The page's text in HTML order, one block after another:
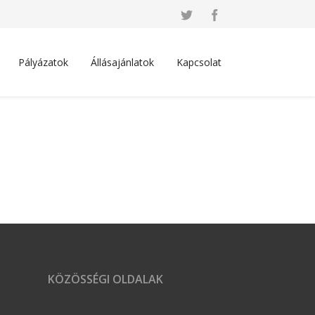
Pályázatok Állásajánlatok Kapcsolat
KÖZÖSSÉGI OLDALAK